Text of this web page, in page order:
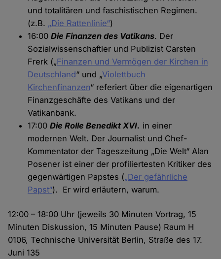
und totalitären und faschistischen Regimen.
(z.B. „Die Rattenlinie“)
16:00Die Finanzen des Vatikans. Der
Sozialwissenschaftler und Publizist Carsten
Frerk („Finanzen und Vermögen der Kirchen in
Deutschland“ und „Violettbuch
Kirchenfinanzen“ referiert über die eigenartigen
Finanzgeschäfte des Vatikans und der
Vatikanbank.
17:00Die Rolle Benedikt XVI. in einer
modernen Welt. Der Journalist und Chef-
Kommentator der Tageszeitung „Die Welt“ Alan
Posener ist einer der profiliertesten Kritiker des
gegenwärtigen Papstes („Der gefährliche
Papst“). Er wird erläutern, warum.
12:00 – 18:00 Uhr (jeweils 30 Minuten Vortrag, 15
Minuten Diskussion, 15 Minuten Pause) Raum H
0106, Technische Universität Berlin, Straße des 17.
Juni 135